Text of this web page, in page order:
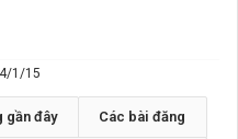
1/15
gần đây Các bài đăng